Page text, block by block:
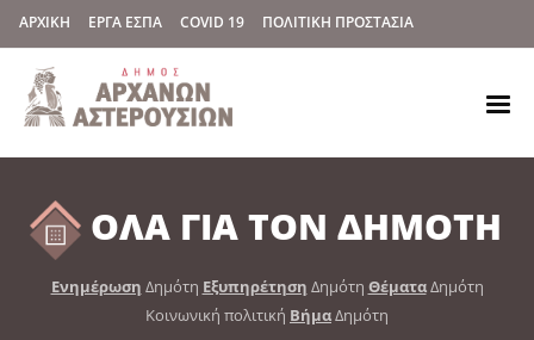
ΑΡΧΙΚΗ ΕΡΓΑ ΕΣΠΑ COVID 19 ΠΟΛΙΤΙΚΗ ΠΡΟΣΤΑΣΙΑ
ΟΛΑ ΓΙΑ ΤΟΝ ΔΗΜΟΤΗ
Ενημέρωση Δημότη Εξυπηρέτηση Δημότη ΘέματαΔημότη
Κοινωνική πολιτική ΒήμαΔημότη